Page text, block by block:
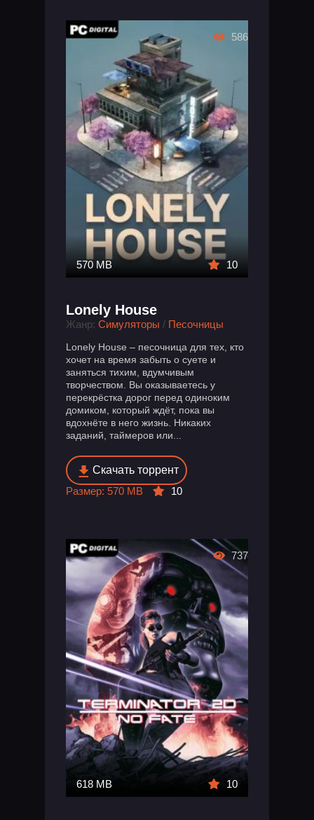
570 MB 10
Lonely House
Жанр: Симуляторы / Песочницы
Lonely House – песочница для тех, кто
хочет на время забыть о суете и
заняться тихим, вдумчивым
творчеством. Вы оказываетесь у
перекрёстка дорог перед одиноким
домиком, который ждёт, пока вы
вдохнёте в него жизнь. Никаких
заданий, таймеров или...
Скачать торрент
Размер: 570 MB
10
586
618 MB 10
737